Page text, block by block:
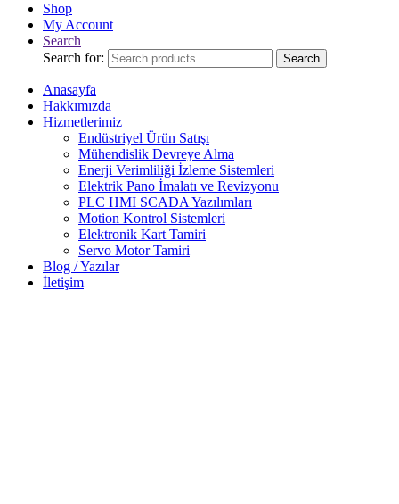
Shop
My Account
Search
Search for:
Search
Anasayfa
Hakkımızda
Hizmetlerimiz
Endüstriyel Ürün Satışı
Mühendislik Devreye Alma
Enerji Verimliliği İzleme Sistemleri
Elektrik Pano İmalatı ve Revizyonu
PLC HMI SCADA Yazılımları
Motion Kontrol Sistemleri
Elektronik Kart Tamiri
Servo Motor Tamiri
Blog / Yazılar
İletişim